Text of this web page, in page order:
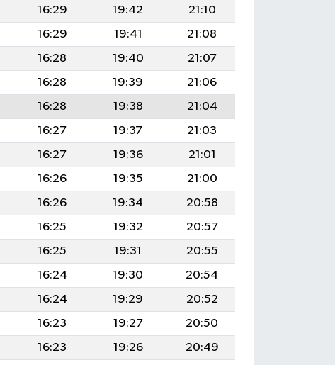
16:29 19:42
21:10
16:29 19:41
21:08
16:28 19:40
21:07
16:28 19:39
21:06
16:28 19:38
21:04
16:27 19:37
21:03
16:27 19:36
21:01
16:26 19:35
21:00
16:26 19:34
20:58
16:25 19:32
20:57
16:25 19:31
20:55
16:24 19:30
20:54
16:24 19:29
20:52
16:23 19:27
20:50
16:23 19:26
20:49